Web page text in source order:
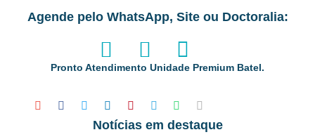
Agende pelo WhatsApp, Site ou Doctoralia:
Pronto Atendimento Unidade Premium Batel.
Notícias em destaque